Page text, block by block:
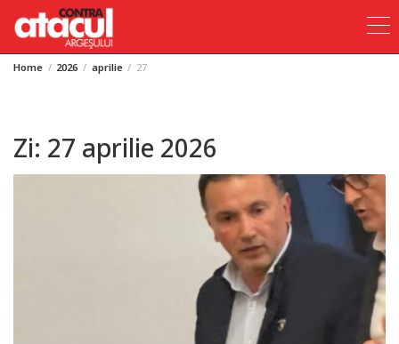
SkipHome 2026 aprilie 27
Zi: 27 aprilie 2026